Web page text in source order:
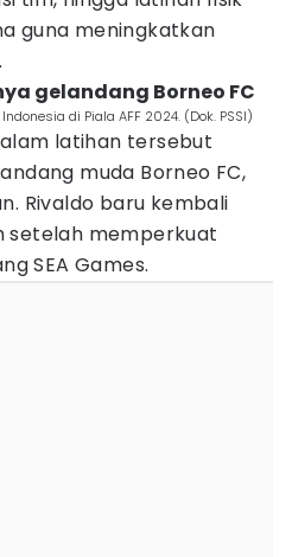
guna meningkatkan
gelandang Borneo FC
di Piala AFF 2024. (Dok. PSSI)
latihan tersebut
muda Borneo FC,
Rivaldo baru kembali
setelah memperkuat
SEA Games.